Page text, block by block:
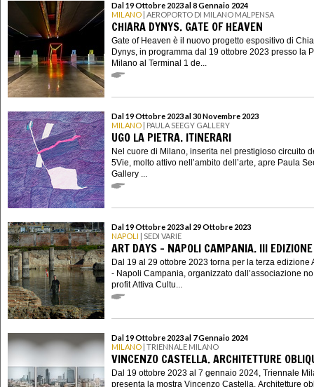
Dal 19 Ottobre 2023 al 8 Gennaio 2024
MILANO | AEROPORTO DI MILANO MALPENSA
CHIARA DYNYS. GATE OF HEAVEN
Gate of Heaven è il nuovo progetto espositivo di
Dynys, in programma dal 19 ottobre 2023 presso la
Milano al Terminal 1 de...
Dal 19 Ottobre 2023 al 30 Novembre 2023
MILANO | PAULA SEEGY GALLERY
UGO LA PIETRA. ITINERARI
Nel cuore di Milano, inserita nel prestigioso circuito
5Vie, molto attivo nell’ambito dell’arte, apre Paula
Gallery ...
Dal 19 Ottobre 2023 al 29 Ottobre 2023
NAPOLI | SEDI VARIE
ART DAYS - NAPOLI CAMPANIA. III EDIZIONE
Dal 19 al 29 ottobre 2023 torna per la terza edizione
- Napoli Campania, organizzato dall’associazione no
profit Attiva Cultu...
Dal 19 Ottobre 2023 al 7 Gennaio 2024
MILANO | TRIENNALE MILANO
VINCENZO CASTELLA. ARCHITETTURE
Dal 19 ottobre 2023 al 7 gennaio 2024, Triennale
presenta la mostra Vincenzo Castella. Architetture